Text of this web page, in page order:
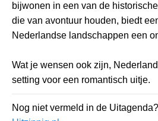
bijwonen in een van de
die van avontuur houden, biedt
Nederlandse landschappen een
Wat je wensen ook zijn,
setting voor een romantisch uitje.
Nog niet vermeld in de Uitagenda?